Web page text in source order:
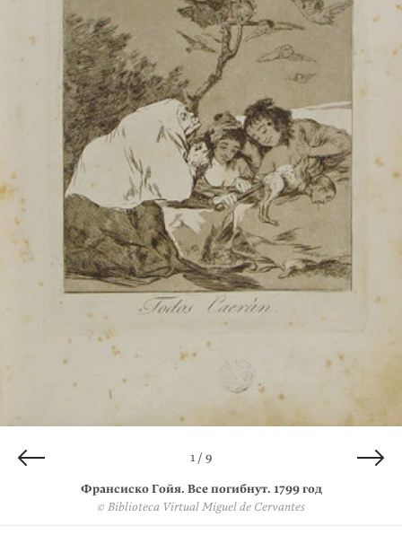
1 / 9
Франсиско Гойя. Все погибнут. 1799 год
© Biblioteca Virtual Miguel de Cervantes
2 / 9
Франсиско Гойя. Вот они и ощипаны. 1799 год
© Biblioteca Virtual Miguel de Cervantes
3 / 9
Франсиско Гойя. Как ее ощипывают! 1799 год
© Biblioteca Virtual Miguel de Cervantes
4 / 9
Франсиско Гойя. Ведь он разбил кувшин. 1799 год
© Biblioteca Virtual Miguel de Cervantes
5 / 9
Франсиско Гойя. У них уже есть на что сесть. 1799 год
© Biblioteca Virtual Miguel de Cervantes
6 / 9
Франсиско Гойя. Сон разума рождает чудовищ. 1799 год
© Biblioteca Virtual Miguel de Cervantes
7 / 9
Франсиско Гойя. Скверная ночь. 1799 год
© Biblioteca Virtual Miguel de Cervantes
8 / 9
Франсиско Гойя. Вверх и вниз. 1799 год
© Biblioteca Virtual Miguel de Cervantes
9 / 9
Франсиско Гойя. Неужели никто нас не развяжет. 1799 год
© Biblioteca Virtual Miguel de Cervantes